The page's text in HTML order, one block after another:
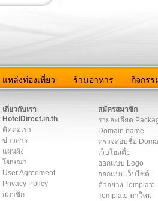
แหล่งท่องเที่ยว ร้านอาหาร กิจกรร
เกี่ยวกับเรา
HotelDirect.in.th
ติดต่อเรา
ข่าวสาร
แผนผัง
โฆษณา
User Agreement
Privacy Policy
สมาชิก
สมัครสมาชิก
รายละเอียด
Domain name
ตรวจสอบชื่อ
เว็บโฮสติ้ง
ออกแบบ Logo
ออกแบบเว็บไซต์
ตัวอย่าง Template
Template มาใหม่